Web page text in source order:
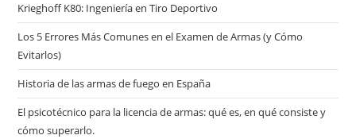
Krieghoff K80: Ingeniería en Tiro Deportivo
Los 5 Errores Más Comunes en el Examen de Armas (y Cómo
Evitarlos)
Historia de las armas de fuego en España
El psicotécnico para la licencia de armas: qué es, en qué consiste y
cómo superarlo.